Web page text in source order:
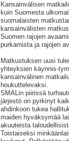
Kansainvälisen
kuin Suomesta
suomalaisten
kansainvälisten
Suomen rajojen
purkamista ja rajojen
Matkustuksen uusi
yhteyksien käynnis-
kansainvälinen
houkuttelevaksi.
SMALin piirissä
järjestö on pyrkinyt
ahdinkoon tukea
maiden hyväksymää
akuuteista
Toistaiseksi